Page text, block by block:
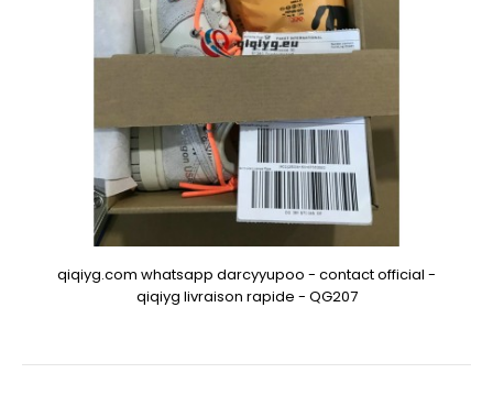
qiqiyg.com whatsapp darcyyupoo - contact official -
qiqiyg livraison rapide - QG207